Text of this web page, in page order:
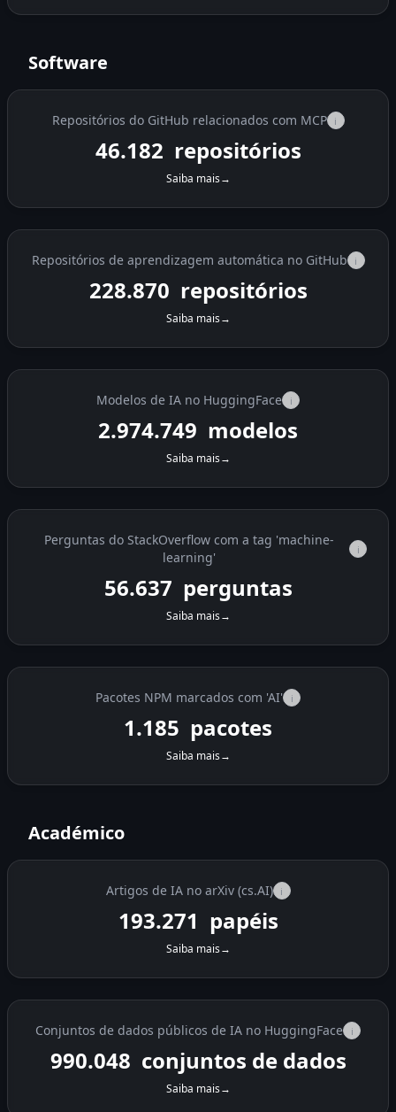
Software
Repositórios do GitHub relacionados com MCP i
46.182 repositórios
Saiba mais→
Repositórios de aprendizagem automática no GitHub i
228.870 repositórios
Saiba mais→
Modelos de IA no HuggingFace i
2.974.749 modelos
Saiba mais→
Perguntas do StackOverflow com a tag 'machine-
learning'
i
56.637 perguntas
Saiba mais→
Pacotes NPM marcados com 'AI' i
1.185 pacotes
Saiba mais→
Académico
Artigos de IA no arXiv (cs.AI) i
193.271 papéis
Saiba mais→
Conjuntos de dados públicos de IA no HuggingFace i
990.048 conjuntos de dados
Saiba mais→